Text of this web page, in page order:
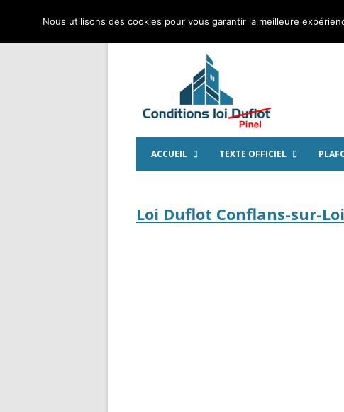
ACCUEIL TEXTE OFFICIEL
Loi Duflot Conflans-sur-
Nous utilisons des cookies pour vous garantir la meilleure